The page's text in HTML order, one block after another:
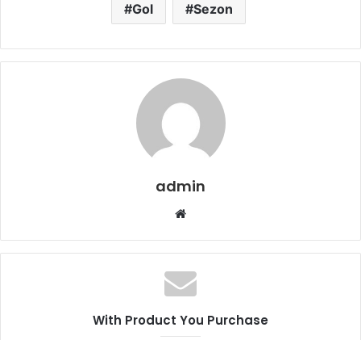
Gol Sezon
admin
Web
With Product You Purchase